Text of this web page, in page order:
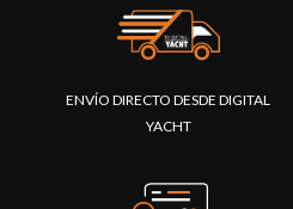
ENVÍO DIRECTO DESDE DIGITAL
YACHT